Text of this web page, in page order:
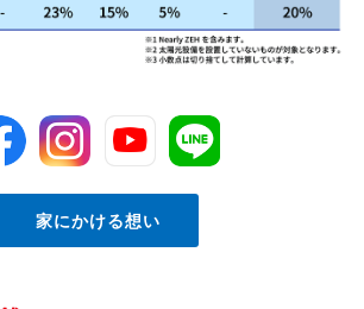
家にかける想い